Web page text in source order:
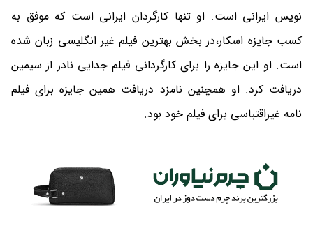
نویس ایرانی است. او تنها کارگردان ایرانی است که موفق به
کسب جایزه اسکار،در بخش بهترین فیلم غیر انگلیسی زبان شده
است. او این جایزه را برای کارگردانی فیلم جدایی نادر از سیمین
دریافت کرد. او همچنین نامزد دریافت همین جایزه برای فیلم
نامه غیراقتباسی برای فیلم خود بود.